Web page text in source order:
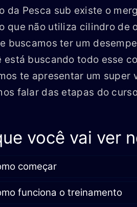
da Pesca sub existe o
que não utiliza cilindro de
buscamos ter um
está buscando todo esse
te apresentar um super
falar das etapas do
você vai ver
começar
funciona o treinamento